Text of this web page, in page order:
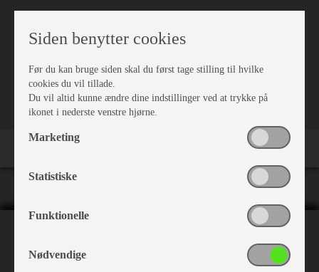
VÆRKSTED
Siden benytter cookies
Før du kan bruge siden skal du først tage stilling til hvilke
cookies du vil tillade.
Du vil altid kunne ændre dine indstillinger ved at trykke på
ikonet i nederste venstre hjørne.
Marketing
Statistiske
Funktionelle
Nødvendige